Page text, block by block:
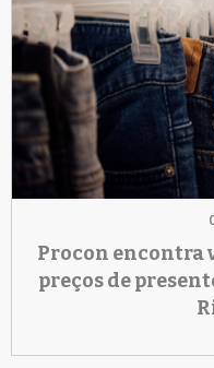
Procon encontra
preços de